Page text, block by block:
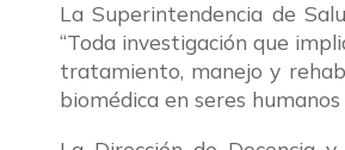
La Superintendencia de
“Toda investigación que
tratamiento, manejo y
biomédica en seres